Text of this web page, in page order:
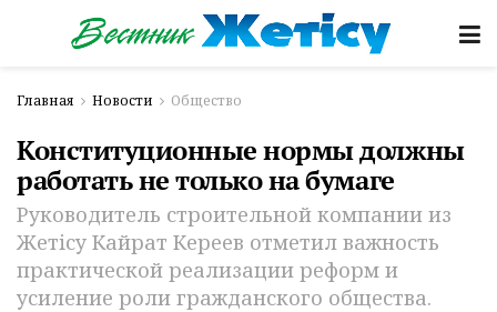
Главная Новости Общество
Конституционные нормы должны
работать не только на бумаге
Руководитель строительной компании из
Жетiсу Кайрат Кереев отметил важность
практической реализации реформ и
усиление роли гражданского общества.